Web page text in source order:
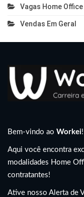
Vagas Home Office
Vendas Em Geral
Bem-vindo ao Workei!
Aqui você encontra
modalidades Home
contratantes!
Ative nosso Alerta de